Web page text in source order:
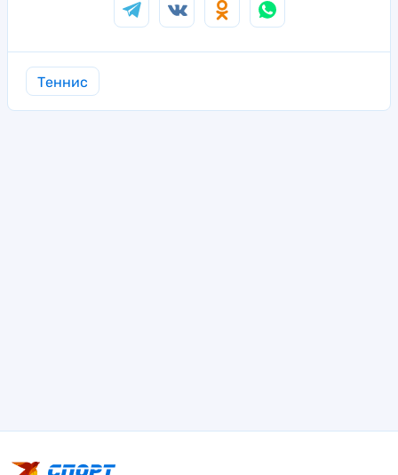
Теннис